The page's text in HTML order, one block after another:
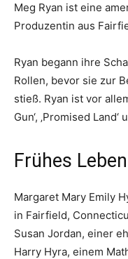
Meg Ryan ist eine
Produzentin aus
Ryan begann ihre
Rollen, bevor sie zur
stieß. Ryan ist vor
Gun‘, ‚Promised
Frühes Leben
Margaret Mary Emily
in Fairfield,
Susan Jordan, einer
Harry Hyra, einem